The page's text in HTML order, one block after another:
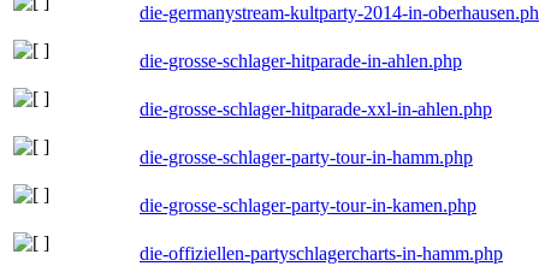
die-germanystream-kultparty-2014-in-
die-grosse-schlager-hitparade-in-ahlen.php
die-grosse-schlager-hitparade-xxl-in-ahlen.php
die-grosse-schlager-party-tour-in-hamm.php
die-grosse-schlager-party-tour-in-kamen.php
die-offiziellen-partyschlagercharts-in-hamm.php